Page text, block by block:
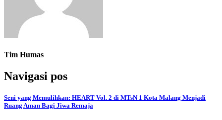
Tim Humas
Navigasi pos
Seni yang Memulihkan: HEART Vol. 2 di MTsN 1 Kota Malang Menjadi
Ruang Aman Bagi Jiwa Remaja